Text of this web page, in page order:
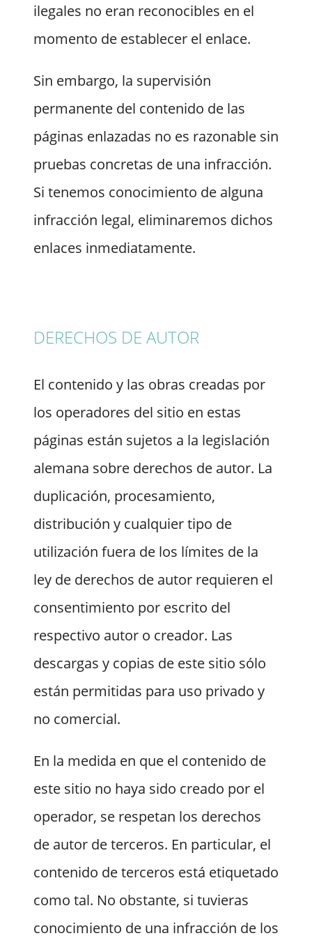
ilegales no eran reconocibles en el
momento de establecer el enlace.
Sin embargo, la supervisión
permanente del contenido de las
páginas enlazadas no es razonable sin
pruebas concretas de una infracción.
Si tenemos conocimiento de alguna
infracción legal, eliminaremos dichos
enlaces inmediatamente.
DERECHOS DE AUTOR
El contenido y las obras creadas por
los operadores del sitio en estas
páginas están sujetos a la legislación
alemana sobre derechos de autor. La
duplicación, procesamiento,
distribución y cualquier tipo de
utilización fuera de los límites de la
ley de derechos de autor requieren el
consentimiento por escrito del
respectivo autor o creador. Las
descargas y copias de este sitio sólo
están permitidas para uso privado y
no comercial.
En la medida en que el contenido de
este sitio no haya sido creado por el
operador, se respetan los derechos
de autor de terceros. En particular, el
contenido de terceros está etiquetado
como tal. No obstante, si tuvieras
conocimiento de una infracción de los